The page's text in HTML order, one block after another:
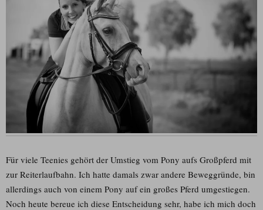
Für viele Teenies gehört der Umstieg vom Pony aufs Großpferd mit
zur Reiterlaufbahn. Ich hatte damals zwar andere Beweggründe, bin
allerdings auch von einem Pony auf ein großes Pferd umgestiegen.
Noch heute bereue ich diese Entscheidung sehr, habe ich mich doch